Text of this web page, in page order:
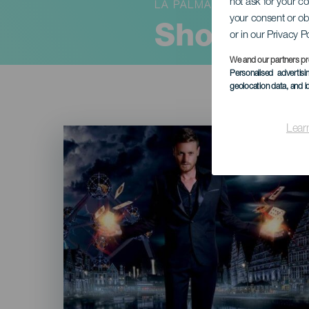
not ask for your
your consent or
or in our Privacy
We and our partners
Personalised
geolocation data, and
Show La
LA PALMA
Imagen
Listado